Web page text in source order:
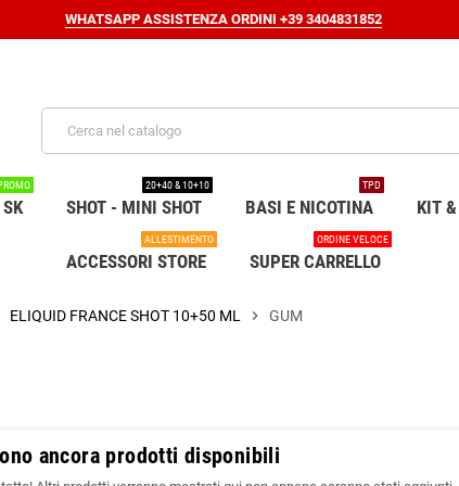
WHATSAPP ASSISTENZA ORDINI +39 3404831852
SHOT - MINI SHOT
20+40 & 10+10
BASI E NICOTINA
TPD
KIT
ACCESSORI STORE
ALLESTIMENTO
SUPER CARRELLO
ORDINE VELOCE
ELIQUID FRANCE SHOT 10+50 ML chevron_right GUM
ancora prodotti disponibili